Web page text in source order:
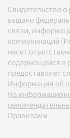
Свидетельство
выдано
связи,
коммуникаций
несет
содержащейся в
предоставляет
Информация об
На
Правилами